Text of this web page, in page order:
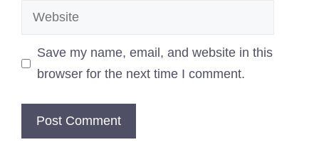
Website
Save my name, email, and website in this
browser for the next time I comment.